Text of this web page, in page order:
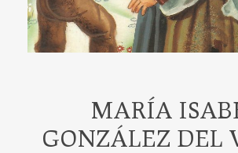
MARÍA
GONZÁLEZ DEL